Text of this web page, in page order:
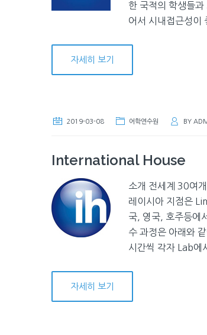
한 국적의 학생들
어서 시내접근성이
자세히 보기
2019-03-08 어학연수원 BY
International House
소개 전세계 30여
레이시아 지점은
국, 영국, 호주등에
수 과정은 아래와
시간씩 각자 Lab
자세히 보기